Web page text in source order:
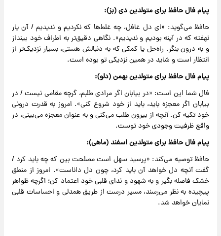
پیام فال حافظ برای متولدین دی (بز):
حافظ می‌گوید: «ای دل غافل، چه غلط‌ها که نکردیم و ندیدیم / آن یار
نهفته که در آینه بودیم و ندیدیم». نگاهی دقیق‌تر به اطراف خود بینداز
و به درون بنگر. راه‌حل یا کمکی که به دنبالش هستی، بسیار نزدیک‌تر از
انتظار است و شاید در همین نزدیکی تو بوده است.
پیام فال حافظ برای متولدین بهمن (دلو):
فال شما این است: «در بیابان اگر مرادی طلبم، گرچه مقامی نیست / در
بیابان اگر معجزه باید، باید از خود شروع کنی». امروز به قدرت درونی
خود تکیه کن. آنچه از بیرون طلب می‌کنی و به عنوان معجزه می‌بینی، در
واقع ظرفیت وجودی خود توست.
پیام فال حافظ برای متولدین اسفند (ماهی):
حافظ توصیه می‌کند: «پرسید سهل است مصلحت بین که چه باید کرد /
گفت آنچه دل خواهد آن باید کرد، چون دل داناست». امروز از منطق
خشک فاصله بگیر و به شهود و ندای قلبی خود اعتماد کن؛ اگرچه ظواهر
پیچیده به نظر می‌رسند، مسیر درست از طریق همدلی و احساسات قلبی
نمایان خواهد شد.